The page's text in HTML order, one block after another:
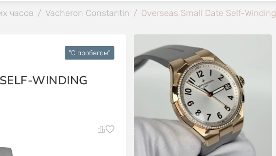
часов / Vacheron Constantin / Overseas Small Date Self-Winding
"C пробегом"
WINDING